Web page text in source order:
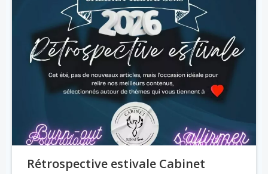
Rétrospective estivale Cabinet